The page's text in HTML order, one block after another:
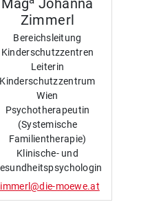
Mag Johanna
Zimmerl
Bereichsleitung
Kinderschutzzentren
Leiterin
Kinderschutzzentrum
Wien
Psychotherapeutin
(Systemische
Familientherapie)
Klinische- und
moewe.at